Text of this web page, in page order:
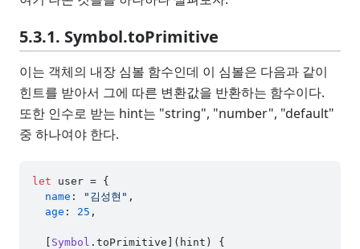
5.3.1. Symbol.toPrimitive
이는 객체의 내장 심볼 함수인데 이 심볼은 다음과 같이
힌트를 받아서 그에 따른 변환값을 반환하는 함수이다.
또한 인수로 받는 hint는 "string", "number", "default"
중 하나여야 한다.
let user = {
name : "김성현" ,
age : 25 ,
Symbol . toPrimitive ](hint) {